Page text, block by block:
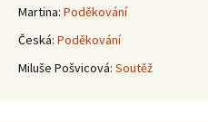
Martina: Poděkování
Česká: Poděkování
Miluše Pošvicová: Soutěž